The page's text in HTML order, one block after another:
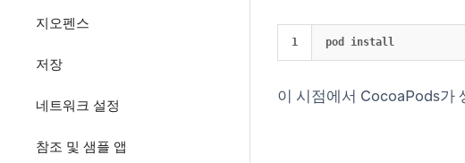
지오펜스
저장
네트워크 설정
참조 및 샘플 앱
이 시점에서 CocoaPods가